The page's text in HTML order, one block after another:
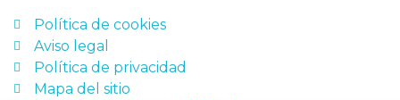
Política de cookies
Aviso legal
Política de privacidad
Mapa del sitio